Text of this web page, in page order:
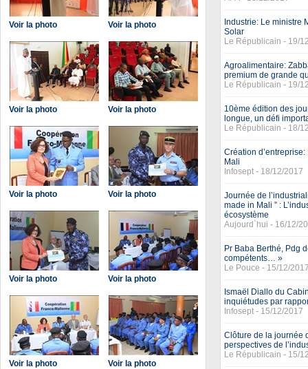
Voir la photo Voir la photo
Voir la photo Voir la photo
Voir la photo Voir la photo
Voir la photo Voir la photo
Voir la photo Voir la photo
Industrie: Le ministre
Solar
Le Républicain - 19/
Agroalimentaire:
premium de grande
Le Républicain - 19/
10ème édition des
longue, un défi
Le Républicain - 18/
Création
Mali
Infosept - 18/12/2017
Journée de
made in Mali ” :
écosystème
Aujourd`hui - 16/12/
Pr Baba Berthé, Pdg
compétents… »
Le Pouce - 15/12/
Ismaël Diallo du
inquiétudes par
Infosept - 15/12/2017
Clôture de la journée
perspectives de
Le Républicain - 15/